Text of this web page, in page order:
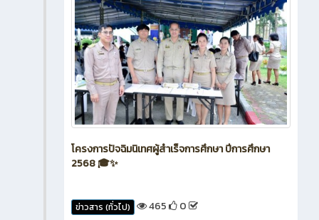
โครงการปัจฉิมนิเทศผู้สำเร็จการศึกษา ปีการศึกษา
2568 🎓✨
ข่าวสาร (ทั่วไป) 465 0